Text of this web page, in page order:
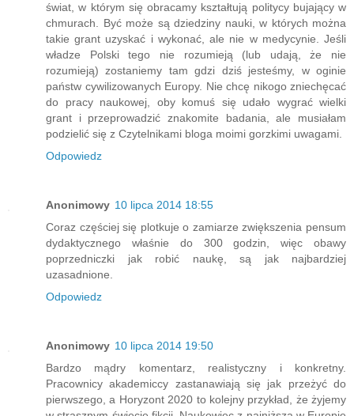
świat, w którym się obracamy kształtują politycy bujający w
chmurach. Być może są dziedziny nauki, w których można
takie grant uzyskać i wykonać, ale nie w medycynie. Jeśli
władze Polski tego nie rozumieją (lub udają, że nie
rozumieją) zostaniemy tam gdzi dziś jesteśmy, w oginie
państw cywilizowanych Europy. Nie chcę nikogo zniechęcać
do pracy naukowej, oby komuś się udało wygrać wielki
grant i przeprowadzić znakomite badania, ale musiałam
podzielić się z Czytelnikami bloga moimi gorzkimi uwagami.
Odpowiedz
Anonimowy 10 lipca 2014 18:55
Coraz częściej się plotkuje o zamiarze zwiększenia pensum
dydaktycznego właśnie do 300 godzin, więc obawy
poprzedniczki jak robić naukę, są jak najbardziej
uzasadnione.
Odpowiedz
Anonimowy 10 lipca 2014 19:50
Bardzo mądry komentarz, realistyczny i konkretny.
Pracownicy akademiccy zastanawiają się jak przeżyć do
pierwszego, a Horyzont 2020 to kolejny przykład, że żyjemy